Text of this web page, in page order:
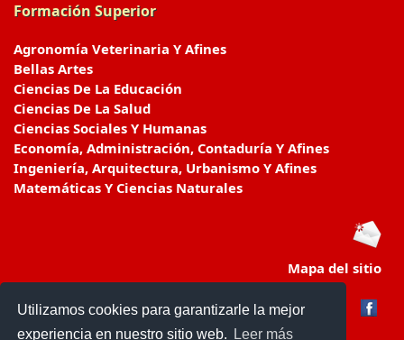
Utilizamos cookies para garantizarle la mejor
experiencia en nuestro sitio web.
Leer más
Formación Superior
Agronomía Veterinaria Y Afines
Bellas Artes
Ciencias De La Educación
Ciencias De La Salud
Ciencias Sociales Y Humanas
Economía, Administración, Contaduría Y Afines
Ingeniería, Arquitectura, Urbanismo Y Afines
Matemáticas Y Ciencias Naturales
Mapa del sitio